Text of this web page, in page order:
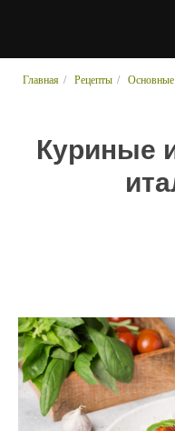
Главная / Рецепты /
Куриные